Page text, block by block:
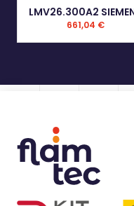
LMV26.300A2
661,04 €